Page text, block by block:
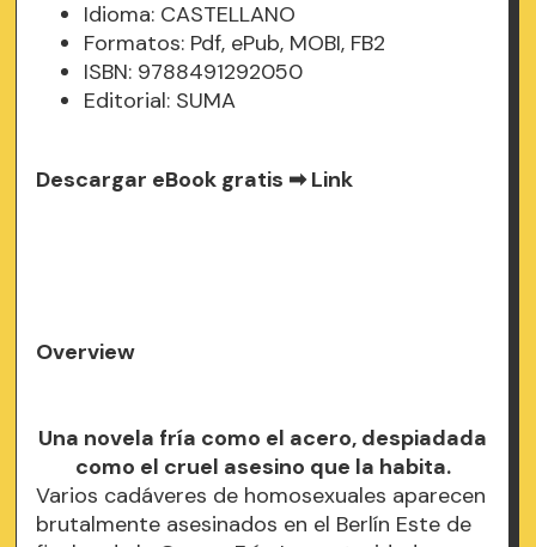
Idioma: CASTELLANO
Formatos: Pdf, ePub, MOBI, FB2
ISBN: 9788491292050
Editorial: SUMA
Descargar eBook gratis ➡Link
Overview
Una novela fría como el acero, despiadada
como el cruel asesino que la habita.
Varios cadáveres de homosexuales aparecen
brutalmente asesinados en el Berlín Este de